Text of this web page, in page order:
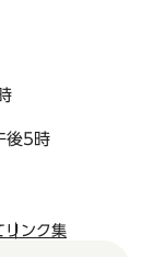
後5時
リンク集